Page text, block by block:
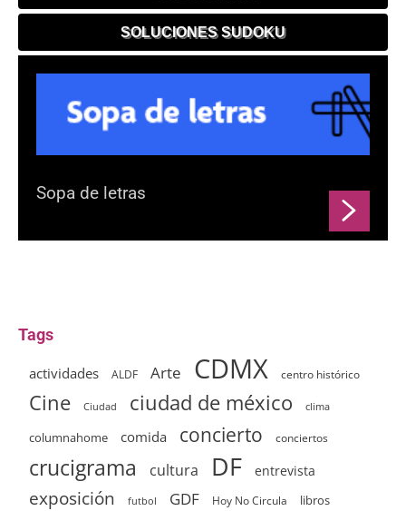
SOLUCIONES SUDOKU
Sopa de letras
Tags
actividades ALDF Arte CDMX centro histórico
Cine Ciudad ciudad de méxico clima
columnahome comida concierto conciertos
crucigrama cultura DF entrevista
exposición futbol GDF Hoy No Circula libros